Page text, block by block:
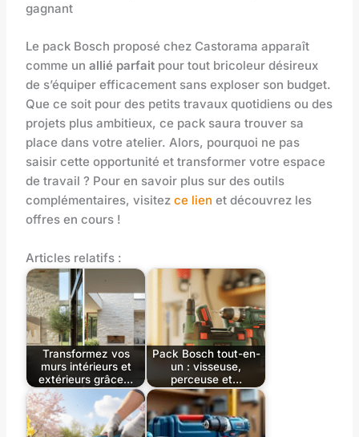
gagnant
Le pack Bosch proposé chez Castorama apparaît
comme unallié parfait pour tout bricoleur désireux
de s’équiper efficacement sans exploser son budget.
Que ce soit pour des petits travaux quotidiens ou des
projets plus ambitieux, ce pack saura trouver sa
place dans votre atelier. Alors, pourquoi ne pas
saisir cette opportunité et transformer votre espace
de travail ? Pour en savoir plus sur des outils
complémentaires, visitezce lien et découvrez les
offres en cours !
Articles relatifs :
Transformez vos
murs intérieurs et
extérieurs grâce…
Pack Bosch tout-en-
un : visseuse,
perceuse et…